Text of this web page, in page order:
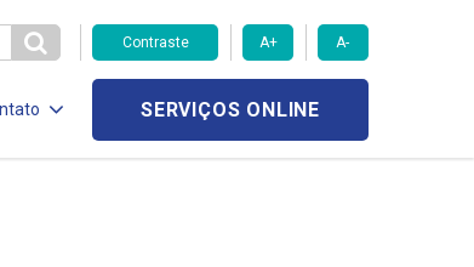
Contraste A+ A-
SERVIÇOS ONLINE